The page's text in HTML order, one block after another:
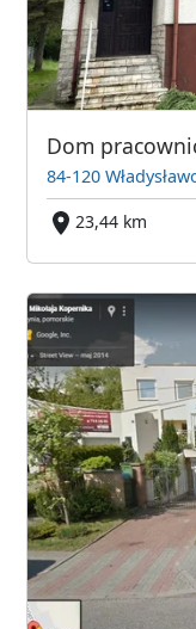
Dom
84-120
23,44 km